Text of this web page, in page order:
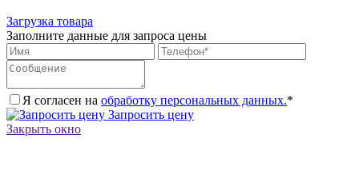
Загрузка товара
Заполните данные для запроса цены
Я согласен на обработку персональных данных.*
Запросить цену
Закрыть окно